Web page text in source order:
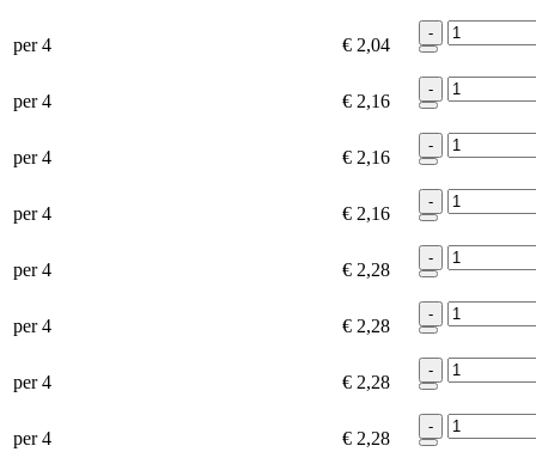
per 4 € 2,04
-
per 4 € 2,16
-
per 4 € 2,16
-
per 4 € 2,16
-
per 4 € 2,28
-
per 4 € 2,28
-
per 4 € 2,28
-
per 4 € 2,28
-